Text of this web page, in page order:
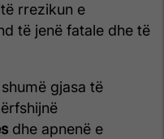
rrezikun e
të jenë fatale dhe të
gjasa të
dhe apnenë e